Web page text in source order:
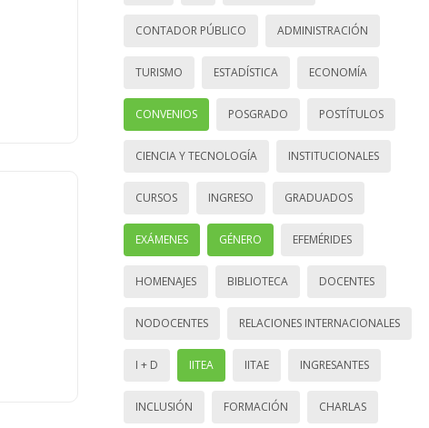
CONTADOR PÚBLICO ADMINISTRACIÓN
TURISMO ESTADÍSTICA ECONOMÍA
CONVENIOS POSGRADO POSTÍTULOS
CIENCIA Y TECNOLOGÍA INSTITUCIONALES
CURSOS INGRESO GRADUADOS
EXÁMENES GÉNERO EFEMÉRIDES
HOMENAJES BIBLIOTECA DOCENTES
NODOCENTES RELACIONES INTERNACIONALES
I + D IITEA IITAE INGRESANTES
INCLUSIÓN FORMACIÓN CHARLAS